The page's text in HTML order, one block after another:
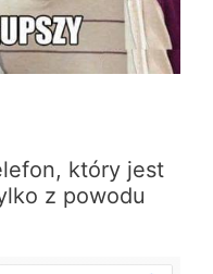
który jest
z powodu